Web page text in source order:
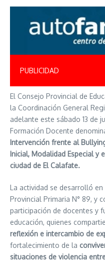
PUBLICIDAD
El Consejo Provincial de
la Coordinación General
adelante este sábado 13 de
Formación Docente
Intervención frente al
Inicial, Modalidad Especial y
ciudad de El Calafate.
La actividad se desarrolló
Provincial Primaria N° 89, y
participación de docentes y
educación, quienes
reflexión e intercambio de
fortalecimiento de la
situaciones de violencia